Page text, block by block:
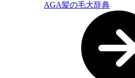
AGA髪の毛大辞典